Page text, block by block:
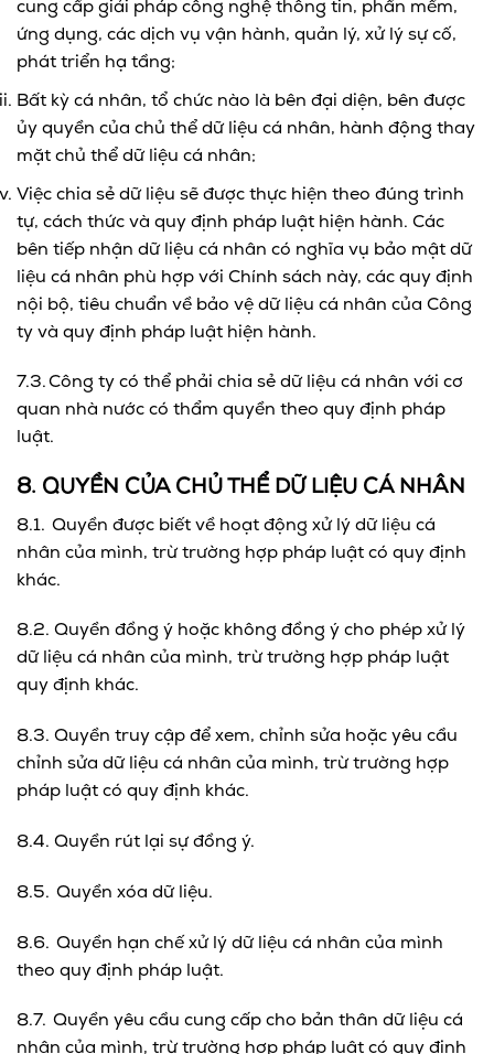
cung cấp giải pháp công nghệ thông tin, phần mềm,
ứng dụng, các dịch vụ vận hành, quản lý, xử lý sự cố,
phát triển hạ tầng;
Bất kỳ cá nhân, tổ chức nào là bên đại diện, bên được
ủy quyền của chủ thể dữ liệu cá nhân, hành động thay
mặt chủ thể dữ liệu cá nhân;
Việc chia sẻ dữ liệu sẽ được thực hiện theo đúng trình
tự, cách thức và quy định pháp luật hiện hành. Các
bên tiếp nhận dữ liệu cá nhân có nghĩa vụ bảo mật dữ
liệu cá nhân phù hợp với Chính sách này, các quy định
nội bộ, tiêu chuẩn về bảo vệ dữ liệu cá nhân của Công
ty và quy định pháp luật hiện hành.
7.3. Công ty có thể phải chia sẻ dữ liệu cá nhân với cơ
quan nhà nước có thẩm quyền theo quy định pháp
luật.
8. QUYỀN CỦA CHỦ THỂ DỮ LIỆU CÁ NHÂN
8.1. Quyền được biết về hoạt động xử lý dữ liệu cá
nhân của mình, trừ trường hợp pháp luật có quy định
khác.
8.2. Quyền đồng ý hoặc không đồng ý cho phép xử lý
dữ liệu cá nhân của mình, trừ trường hợp pháp luật
quy định khác.
8.3. Quyền truy cập để xem, chỉnh sửa hoặc yêu cầu
chỉnh sửa dữ liệu cá nhân của mình, trừ trường hợp
pháp luật có quy định khác.
8.4. Quyền rút lại sự đồng ý.
8.5. Quyền xóa dữ liệu.
8.6. Quyền hạn chế xử lý dữ liệu cá nhân của mình
theo quy định pháp luật.
8.7. Quyền yêu cầu cung cấp cho bản thân dữ liệu cá
nhân của mình, trừ trường hợp pháp luật có quy định